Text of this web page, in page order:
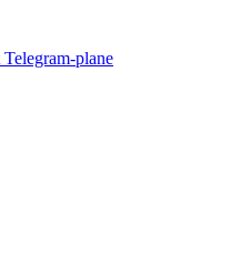
Telegram-plane